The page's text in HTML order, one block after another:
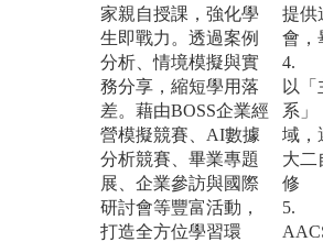
家親自授課，強化學
生即戰力。透過案例
分析、情境模擬與實
務分享，縮短學用落
差。藉由BOSS企業經
營模擬競賽、AI數據
分析競賽、畢業專題
展、企業參訪與國際
研討會等豐富活動，
打造全方位學習環
提供
會，
4.
以
系」
域，
大二
修
5.